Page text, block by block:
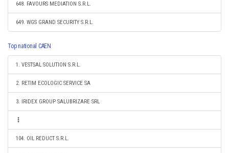
648. FAVOURS MEDIATION S.R.L.
649. WGS GRAND SECURITY S.R.L.
Top national CAEN
1. VESTSAL SOLUTION S.R.L.
2. RETIM ECOLOGIC SERVICE SA
3. IRIDEX GROUP SALUBRIZARE SRL
104. OIL REDUCT S.R.L.